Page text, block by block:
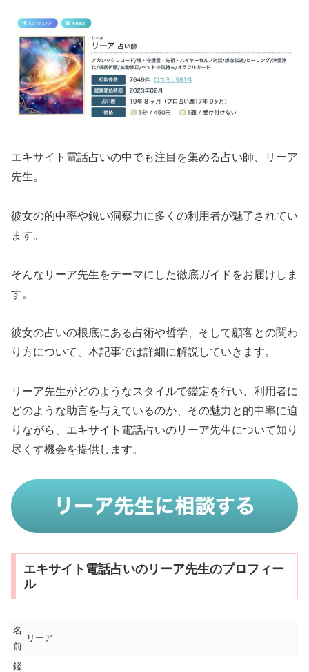
エキサイト電話占いの中でも注目を集める占い師、リーア
先生。
彼女の的中率や鋭い洞察力に多くの利用者が魅了されてい
ます。
そんなリーア先生をテーマにした徹底ガイドをお届けしま
す。
彼女の占いの根底にある占術や哲学、そして顧客との関わ
り方について、本記事では詳細に解説していきます。
リーア先生がどのようなスタイルで鑑定を行い、利用者に
どのような助言を与えているのか、その魅力と的中率に迫
りながら、エキサイト電話占いのリーア先生について知り
尽くす機会を提供します。
エキサイト電話占いのリーア先生のプロフィー
ル
名
前
リーア
鑑